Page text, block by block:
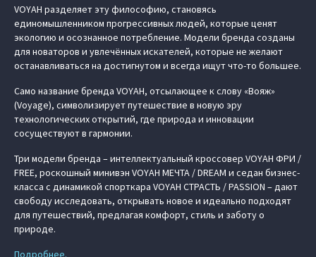
VOYAH разделяет эту философию, становясь
единомышленником прогрессивных людей, которые ценят
экологию и осознанное потребление. Модели бренда созданы
для новаторов и увлечённых искателей, которые не желают
останавливаться на достигнутом и всегда ищут что-то большее.
Само название бренда VOYAH, отсылающее к слову «Вояж»
(Voyage), символизирует путешествие в новую эру
технологических открытий, где природа и инновации
сосуществуют в гармонии.
Три модели бренда – интеллектуальный кроссовер VOYAH ФРИ /
FREE, роскошный минивэн VOYAH МЕЧТА / DREAM и седан бизнес-
класса с динамикой спорткара VOYAH СТРАСТЬ / PASSION – дают
свободу исследовать, открывать новое и идеально подходят
для путешествий, предлагая комфорт, стиль и заботу о
природе.
Подробнее.